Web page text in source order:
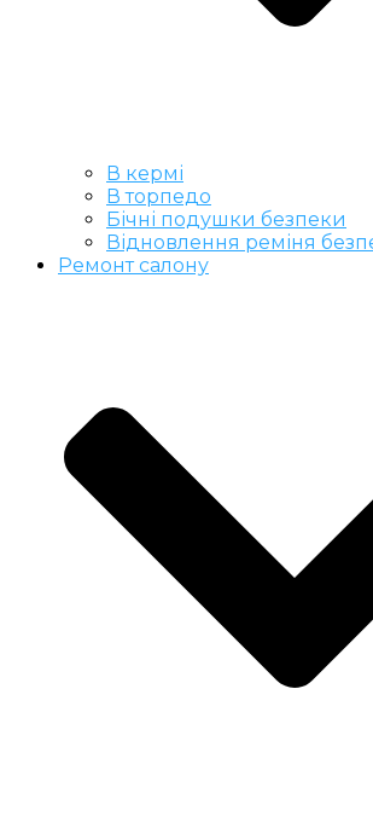
В кермі
В торпедо
Бічні подушки безпеки
Відновлення реміня
Ремонт салону